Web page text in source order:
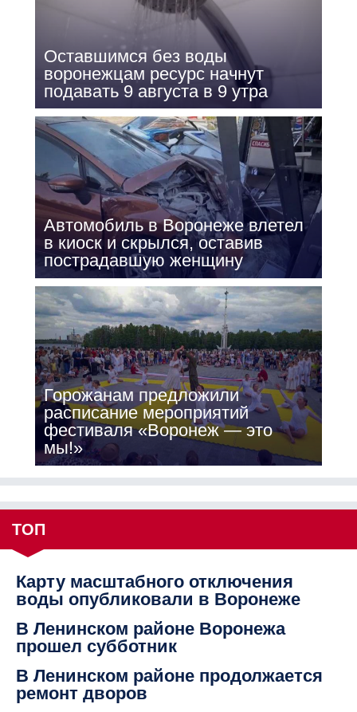
Оставшимся без воды
воронежцам ресурс начнут
подавать 9 августа в 9 утра
Автомобиль в Воронеже влетел
в киоск и скрылся, оставив
пострадавшую женщину
Горожанам предложили
расписание мероприятий
фестиваля «Воронеж — это
мы!»
ТОП
Карту масштабного отключения
воды опубликовали в Воронеже
В Ленинском районе Воронежа
прошел субботник
В Ленинском районе продолжается
ремонт дворов